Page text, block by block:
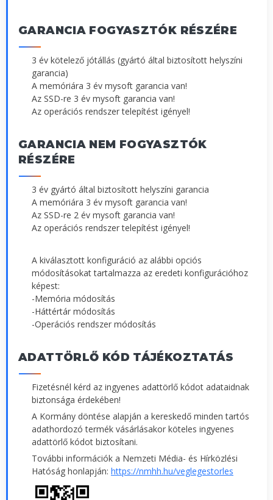
GARANCIA FOGYASZTÓK RÉSZÉRE
3 év kötelező jótállás (gyártó által biztosított helyszíni
garancia)
A memóriára 3 év mysoft garancia van!
Az SSD-re 3 év mysoft garancia van!
Az operációs rendszer telepítést igényel!
GARANCIA NEM FOGYASZTÓK
RÉSZÉRE
3 év gyártó által biztosított helyszíni garancia
A memóriára 3 év mysoft garancia van!
Az SSD-re 2 év mysoft garancia van!
Az operációs rendszer telepítést igényel!
A kiválasztott konfiguráció az alábbi opciós
módosításokat tartalmazza az eredeti konfigurációhoz
képest:
-Memória módosítás
-Háttértár módosítás
-Operációs rendszer módosítás
ADATTÖRLŐ KÓD TÁJÉKOZTATÁS
Fizetésnél kérd az ingyenes adattörlő kódot adataidnak
biztonsága érdekében!
A Kormány döntése alapján a kereskedő minden tartós
adathordozó termék vásárlásakor köteles ingyenes
adattörlő kódot biztosítani.
További információk a Nemzeti Média- és Hírközlési
Hatóság honlapján: https://nmhh.hu/veglegestorles